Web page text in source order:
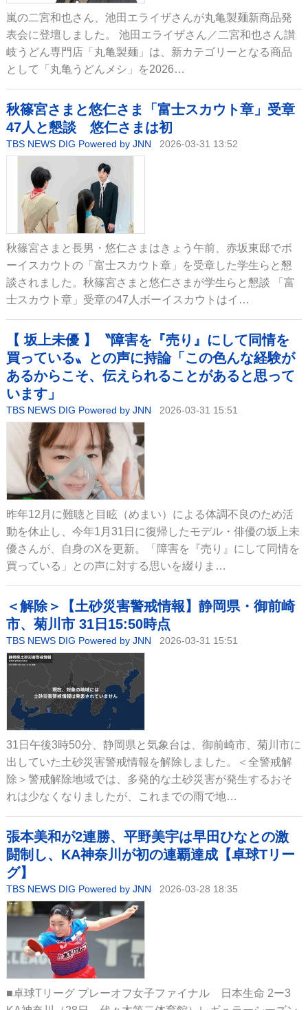
嵐の二宮和也さん、池田エライザさんが丸亀製麺新商品発
表会に登壇しました。 池田エライザさん／二宮和也さん讃
岐うどん専門店「丸亀製麺」は、新カテゴリーとなる商品
として「丸亀うどんメシ」を2026…
秋篠宮さまと悠仁さま「富士スカウト章」受章
47人と懇談 悠仁さまは初
TBS NEWS DIG Powered by JNN 2026-03-31 13:52
秋篠宮さまと長男・悠仁さまはきょう午前、赤坂東邸でボ
ーイスカウトの「富士スカウト章」を受章した学生らと懇
談されました。秋篠宮さまと悠仁さまが学生らと懇談 「富
士スカウト章」受章の47人ボーイスカウトはイ…
【 坂上未優 】〝障害を『売り』にして同情を
買っている〟との声に持論「この色んな経験が
あるからこそ、伝えられることがあると思って
います」
TBS NEWS DIG Powered by JNN 2026-03-31 15:51
昨年12月に難聴と目眩（めまい）による体調不良のため活
動を休止し、今年1月31日に復帰したモデル・俳優の坂上未
優さんが、自身のXを更新。「障害を『売り』にして同情を
買っている」との声に対する思いを綴りま…
＜解除＞【土砂災害警戒情報】静岡県・御前崎
市、菊川市 31日15:50時点
TBS NEWS DIG Powered by JNN 2026-03-31 15:51
31日午後3時50分、静岡県と気象台は、御前崎市、菊川市に
出していた土砂災害警戒情報を解除しました。＜全警戒解
除＞警戒解除地域では、多発的な土砂災害が発生するおそ
れは少なくなりましたが、これまでの雨で地…
張本美和が2連勝、平野美宇は早田ひなとの激
闘制し、KA神奈川が初の連覇達成【卓球Tリー
グ】
TBS NEWS DIG Powered by JNN 2026-03-28 18:35
■卓球Tリーグ プレーオフ女子ファイナル 日本生命 2ー3